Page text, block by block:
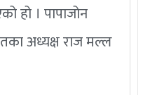
हो । पापाजोन
अध्यक्ष राज मल्ल